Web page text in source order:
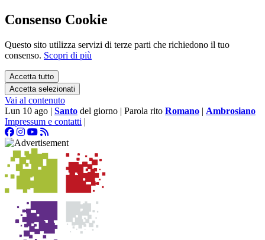
Consenso Cookie
Questo sito utilizza servizi di terze parti che richiedono il tuo
consenso. Scopri di più
Accetta tutto
Accetta selezionati
Vai al contenuto
Lun 10 ago | Santo del giorno | Parola rito Romano | Ambrosiano
Impressum e contatti |